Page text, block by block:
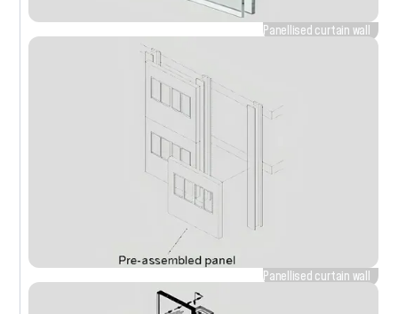
Panellised curtain wall
Panellised curtain wall